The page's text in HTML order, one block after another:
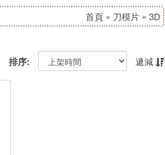
首頁 » 刀模片 » 3D
排序: 遞減